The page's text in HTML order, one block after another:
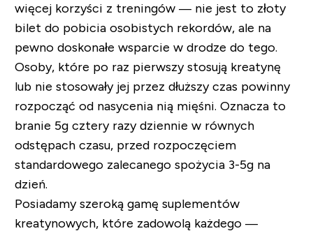
więcej korzyści z treningów — nie jest to złoty
bilet do pobicia osobistych rekordów, ale na
pewno doskonałe wsparcie w drodze do tego.
Osoby, które po raz pierwszy stosują kreatynę
lub nie stosowały jej przez dłuższy czas powinny
rozpocząć od nasycenia nią mięśni. Oznacza to
branie 5g cztery razy dziennie w równych
odstępach czasu, przed rozpoczęciem
standardowego zalecanego spożycia 3-5g na
dzień.
Posiadamy szeroką gamę suplementów
kreatynowych, które zadowolą każdego —